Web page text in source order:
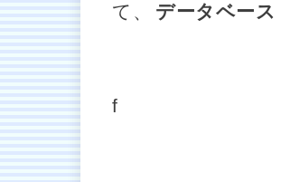
て、
データベース
f